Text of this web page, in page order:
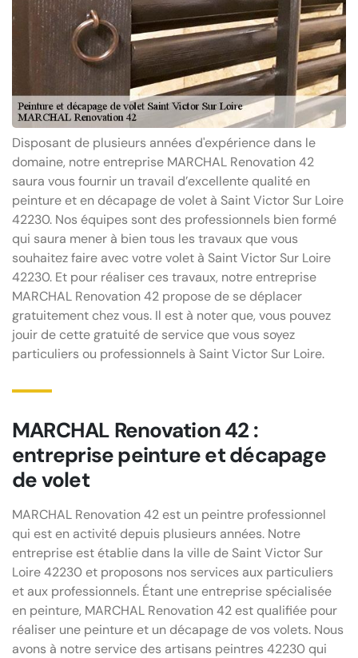
Disposant de plusieurs années d'expérience dans le
domaine, notre entreprise MARCHAL Renovation 42
saura vous fournir un travail d’excellente qualité en
peinture et en décapage de volet à Saint Victor Sur Loire
42230. Nos équipes sont des professionnels bien formé
qui saura mener à bien tous les travaux que vous
souhaitez faire avec votre volet à Saint Victor Sur Loire
42230. Et pour réaliser ces travaux, notre entreprise
MARCHAL Renovation 42 propose de se déplacer
gratuitement chez vous. Il est à noter que, vous pouvez
jouir de cette gratuité de service que vous soyez
particuliers ou professionnels à Saint Victor Sur Loire.
MARCHAL Renovation 42 :
entreprise peinture et décapage
de volet
MARCHAL Renovation 42 est un peintre professionnel
qui est en activité depuis plusieurs années. Notre
entreprise est établie dans la ville de Saint Victor Sur
Loire 42230 et proposons nos services aux particuliers
et aux professionnels. Étant une entreprise spécialisée
en peinture, MARCHAL Renovation 42 est qualifiée pour
réaliser une peinture et un décapage de vos volets. Nous
avons à notre service des artisans peintres 42230 qui